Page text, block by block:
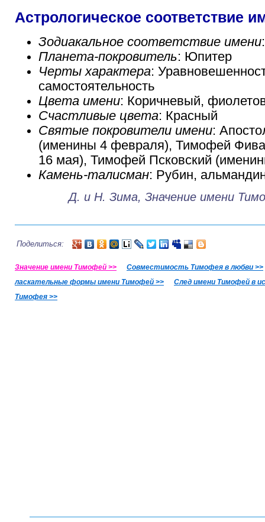
Астрологическое соответствие
Зодиакальное соответствие имени
Планета-покровитель: Юпитер
Черты характера:
самостоятельность
Цвета имени: Коричневый,
Счастливые цвета: Красный
Святые покровители имени:
(именины 4 февраля), Тимофей
16 мая), Тимофей Псковский
Камень-талисман: Рубин,
Д. и Н. Зима, Значение имени
Поделиться:
Значение имени Тимофей >>
Совместимость Тимофея в любви >>
ласкательные формы имени Тимофей >>
След имени Тимофей в
Тимофея >>